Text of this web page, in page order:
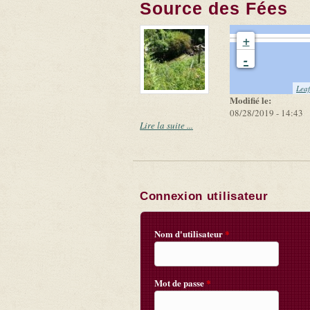
Source des Fées
+
-
Modifié le:
08/28/2019 - 14:43
Lire la suite ...
Connexion utilisateur
Nom d'utilisateur*
Mot de passe*